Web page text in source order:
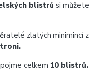
blistrů si můžete
zlatých minimincí z
celkem 10 blistrů.